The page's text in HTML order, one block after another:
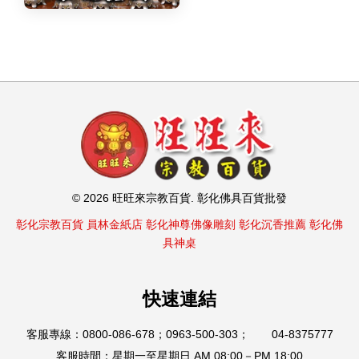
© 2026 旺旺來宗教百貨. 彰化佛具百貨批發
彰化宗教百貨 員林金紙店 彰化神尊佛像雕刻 彰化沉香推薦 彰化佛
具神桌
快速連結
客服專線：0800-086-678；0963-500-303； 04-8375777
客服時間：星期一至星期日 AM 08:00－PM 18:00